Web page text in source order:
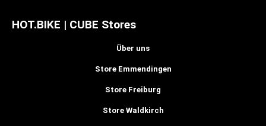
HOT.BIKE | CUBE Stores
Über uns
Store Emmendingen
Store Freiburg
Store Waldkirch